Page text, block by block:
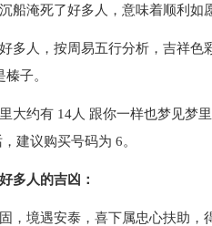
船淹死了好多人，意味着顺利如
多人，按周易五行分析，吉祥
子。
大约有 14人 跟你一样也梦见梦
建议购买号码为 6。
多人的吉凶：
，境遇安泰，喜下属忠心扶助